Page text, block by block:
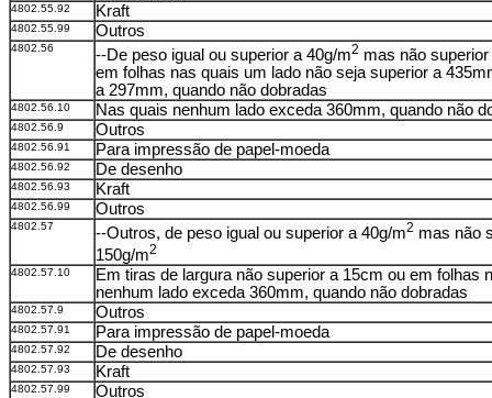
4802.55.92 Kraft
4802.55.99 Outros
4802.56 --De peso igual ou superior a 40g/m2 mas não
em folhas nas quais um lado não seja superior a
a 297mm, quando não dobradas
4802.56.10 Nas quais nenhum lado exceda 360mm, quando não
4802.56.9 Outros
4802.56.91 Para impressão de papel-moeda
4802.56.92 De desenho
4802.56.93 Kraft
4802.56.99 Outros
4802.57 --Outros, de peso igual ou superior a 40g/m2 mas não
150g/m2
4802.57.10
Em tiras de largura não superior a 15cm ou em folhas
nenhum lado exceda 360mm, quando não dobradas
4802.57.9 Outros
4802.57.91 Para impressão de papel-moeda
4802.57.92 De desenho
4802.57.93 Kraft
4802.57.99 Outros